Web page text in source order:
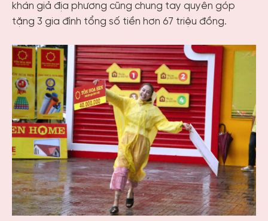
khán giả địa phương cũng chung tay quyên góp
tặng 3 gia đình tổng số tiền hơn 67 triệu đồng.